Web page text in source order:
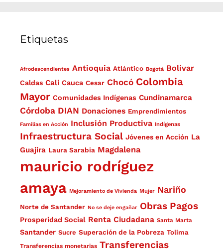
Etiquetas
Afrodescendientes Antioquia Atlántico Bogotá Bolívar
Caldas Cali Cauca Cesar Chocó Colombia
Mayor Comunidades Indígenas Cundinamarca
Córdoba DIAN Donaciones Emprendimientos
Familias en Acción Inclusión Productiva Indígenas
Infraestructura Social Jóvenes en Acción La
Guajira Laura Sarabia Magdalena
mauricio rodríguez
amaya Mejoramiento de Vivienda Mujer Nariño
Norte de Santander No se deje engañar Obras Pagos
Prosperidad Social Renta Ciudadana Santa Marta
Santander Sucre Superación de la Pobreza Tolima
Transferencias monetarias Transferencias